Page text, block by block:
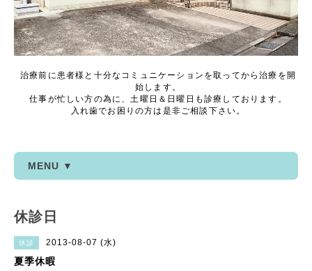
治療前に患者様と十分なコミュニケーションを取ってから治療を開
始します。
仕事が忙しい方の為に、土曜日＆日曜日も診療しております。
入れ歯でお困りの方は是非ご相談下さい。
MENU ▼
休診日
休診 2013-08-07 (水)
夏季休暇